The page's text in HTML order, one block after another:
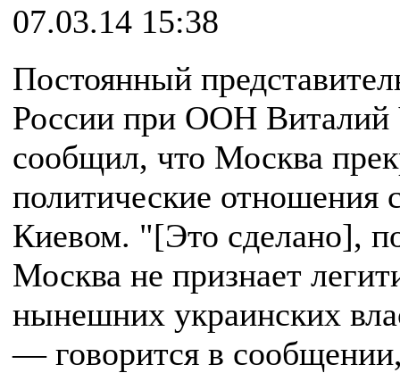
07.03.14 15:38
Постоянный
России при ООН Виталий
сообщил, что Москва
политические отношения
Киевом. "[Это сделано],
Москва не признает
нынешних украинских
— говорится в